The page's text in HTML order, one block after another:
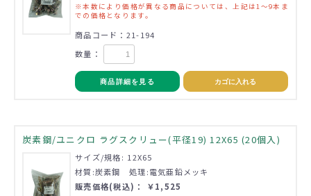
※本数により価格が異なる商品については、上記は1～9本ま
での価格となります。
商品コード：21-194
数量：
商品詳細を見る カゴに入れる
炭素鋼/ユニクロ ラグスクリュー(平径19) 12X65 (20個入)
サイズ/規格: 12X65
材質:炭素鋼 処理:電気亜鉛メッキ
販売価格(税込)： ￥1,525